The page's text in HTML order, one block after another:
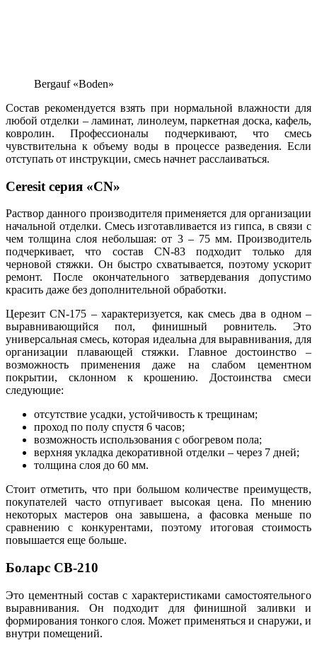
Bergauf «Boden»
Состав рекомендуется взять при нормальной влажности для
любой отделки – ламинат, линолеум, паркетная доска, кафель,
ковролин. Профессионалы подчеркивают, что смесь
чувствительна к объему воды в процессе разведения. Если
отступать от инструкции, смесь начнет расслаиваться.
Ceresit серия «CN»
Раствор данного производителя применяется для организации
начальной отделки. Смесь изготавливается из гипса, в связи с
чем толщина слоя небольшая: от 3 – 75 мм. Производитель
подчеркивает, что состав CN-83 подходит только для
черновой стяжки. Он быстро схватывается, поэтому ускорит
ремонт. После окончательного затвердевания допустимо
красить даже без дополнительной обработки.
Церезит CN-175 – характеризуется, как смесь два в одном –
выравнивающийся пол, финишный ровнитель. Это
универсальная смесь, которая идеальна для выравнивания, для
организации плавающей стяжки. Главное достоинство –
возможность применения даже на слабом цементном
покрытии, склонном к крошению. Достоинства смеси
следующие:
отсутствие усадки, устойчивость к трещинам;
проход по полу спустя 6 часов;
возможность использования с обогревом пола;
верхняя укладка декоративной отделки – через 7 дней;
толщина слоя до 60 мм.
Стоит отметить, что при большом количестве преимуществ,
покупателей часто отпугивает высокая цена. По мнению
некоторых мастеров она завышена, а фасовка меньше по
сравнению с конкурентами, поэтому итоговая стоимость
повышается еще больше.
Боларс СВ-210
Это цементный состав с характеристиками самостоятельного
выравнивания. Он подходит для финишной заливки и
формирования тонкого слоя. Может применяться и снаружи, и
внутри помещений.